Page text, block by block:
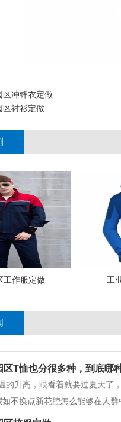
区冲锋衣定做
区衬衫定做
工作服定做 工
区T恤也分很多种，到底哪
的升高，眼看着就要过夏天
如不换点新花腔怎么能够在人
时光。 爱弄潮的姑娘要留意